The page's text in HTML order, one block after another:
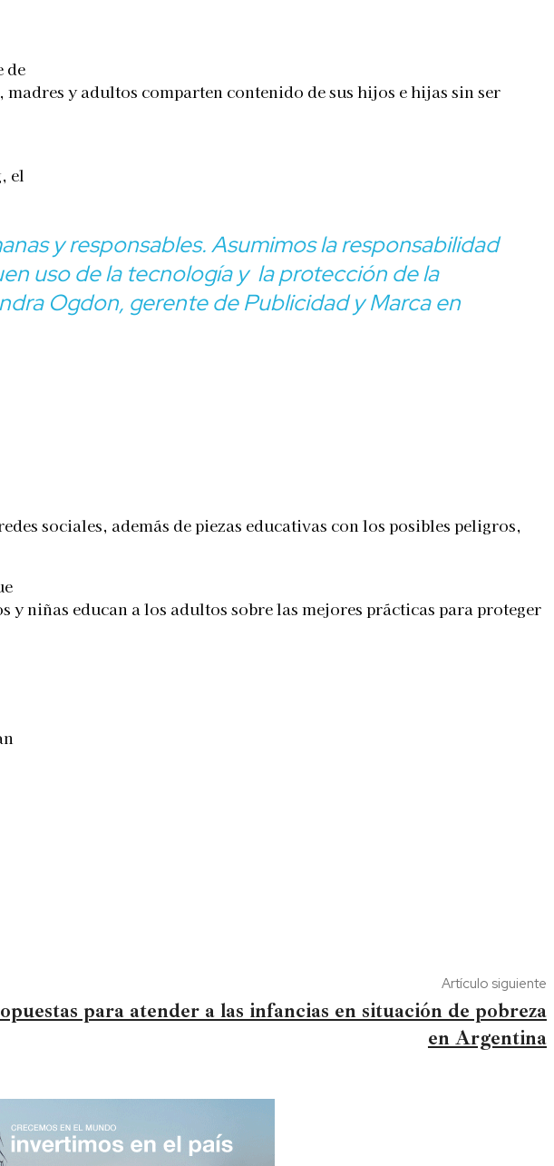
de
y adultos comparten contenido de sus hijos e hijas sin ser
el
yresponsables.Asumimos laresponsabilidad
uso dela tecnología y la protección de la
Ogdon, gerente de Publicidad y Marca en
sociales, además de piezas educativas con los posibles peligros,
niñas educan a los adultos sobre las mejores prácticas para proteger
Artículo siguiente
para atender a las infancias en situación de pobreza
en Argentina